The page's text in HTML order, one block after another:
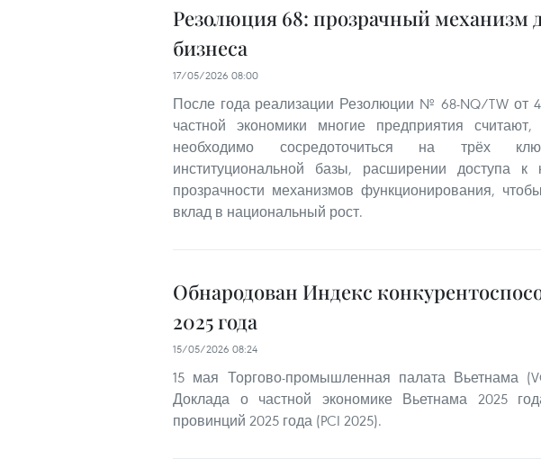
Резолюция 68: прозрачный механизм
бизнеса
17/05/2026 08:00
После года реализации Резолюции № 68-NQ/TW от
частной экономики многие предприятия
необходимо сосредоточиться на трёх
институциональной базы, расширении доступа
прозрачности механизмов функционирования,
вклад в национальный рост.
Обнародован Индекс
2025 года
15/05/2026 08:24
15 мая Торгово-промышленная палата Вьетнама
Доклада о частной экономике Вьетнама 2025
провинций 2025 года (PCI 2025).